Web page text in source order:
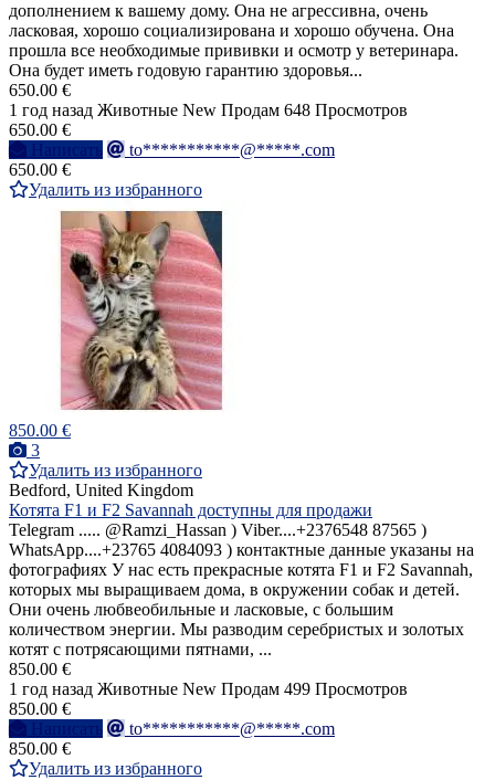
дополнением к вашему дому. Она не агрессивна, очень
ласковая, хорошо социализирована и хорошо обучена. Она
прошла все необходимые прививки и осмотр у ветеринара.
Она будет иметь годовую гарантию здоровья...
650.00 €
1 год назад Животные New Продам 648 Просмотров
650.00 €
Написать
to***********@*****.com
650.00 €
Удалить из избранного
850.00 €
3
Удалить из избранного
Bedford, United Kingdom
Котята F1 и F2 Savannah доступны для продажи
Telegram ..... @Ramzi_Hassan ) Viber....+2376548 87565 )
WhatsApp....+23765 4084093 ) контактные данные указаны на
фотографиях У нас есть прекрасные котята F1 и F2 Savannah,
которых мы выращиваем дома, в окружении собак и детей.
Они очень любвеобильные и ласковые, с большим
количеством энергии. Мы разводим серебристых и золотых
котят с потрясающими пятнами, ...
850.00 €
1 год назад Животные New Продам 499 Просмотров
850.00 €
Написать
to***********@*****.com
850.00 €
Удалить из избранного